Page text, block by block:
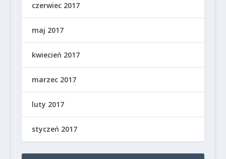
czerwiec 2017
maj 2017
kwiecień 2017
marzec 2017
luty 2017
styczeń 2017